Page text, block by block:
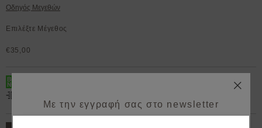
Οδηγός Μεγεθών
Επιλέξτε Μέγεθος
€35,00
Με την εγγραφή σας στο newsletter